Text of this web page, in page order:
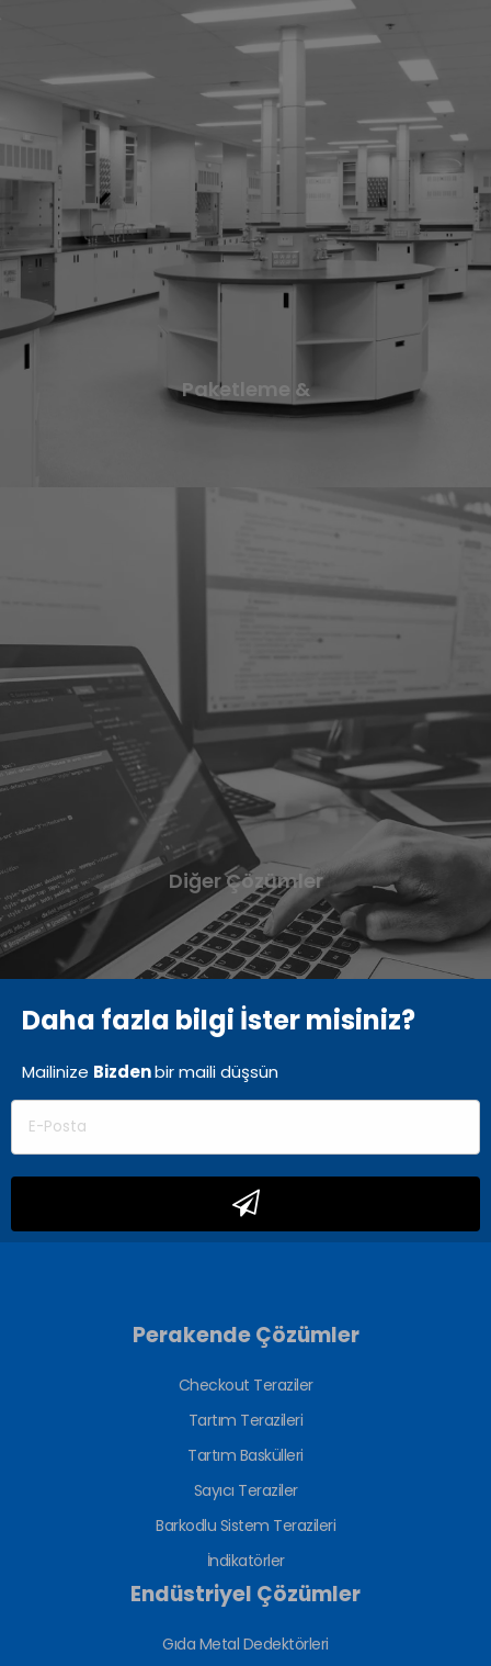
Paketleme &
DiğerÇözümler
Daha fazla bilgi İster misiniz?
Mailinize Bizdenbirmaili düşsün
Perakende Çözümler
Checkout Teraziler
Tartım Terazileri
Tartım Baskülleri
Sayıcı Teraziler
Barkodlu Sistem Terazileri
İndikatörler
Endüstriyel Çözümler
Gıda Metal Dedektörleri